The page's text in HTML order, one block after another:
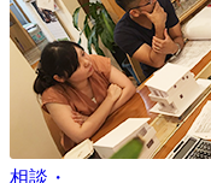
相談・